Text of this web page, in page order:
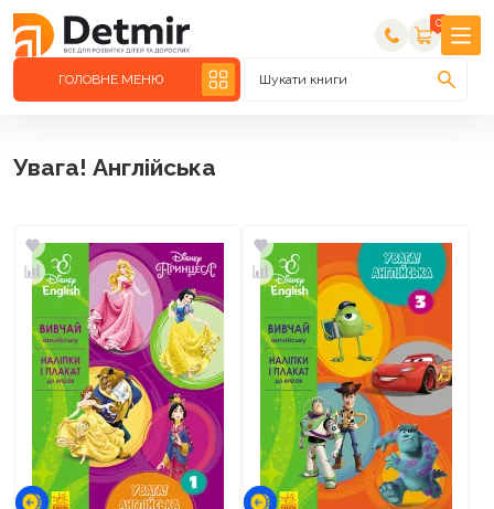
0
ГОЛОВНЕ МЕНЮ Шукати книги
Увага! Англійська